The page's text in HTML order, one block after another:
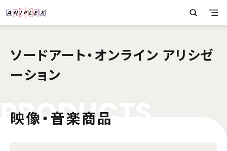
ソードアート・オンライン アリシゼ
ーション
PRODUC
映像・音楽商品